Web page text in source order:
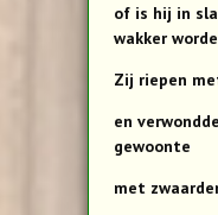
of is hij in
wakker
Zij riepen
en
gewoonte
met